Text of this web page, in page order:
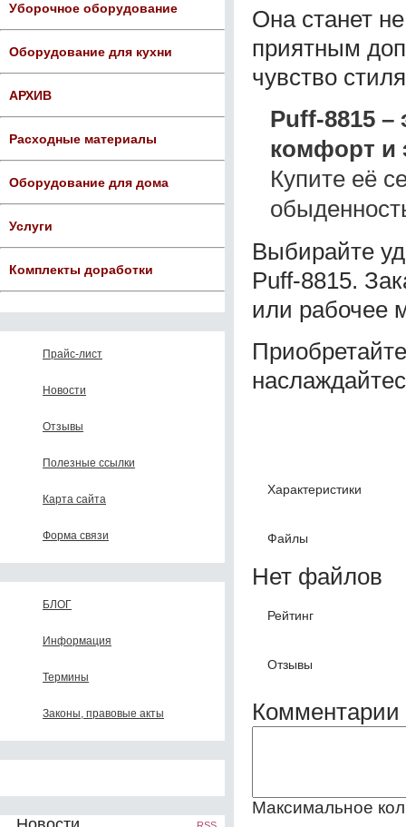
Уборочное оборудование
Оборудование для кухни
АРХИВ
Расходные материалы
Оборудование для дома
Услуги
Комплекты доработки
Прайс-лист
Новости
Отзывы
Полезные ссылки
Карта сайта
Форма связи
БЛОГ
Информация
Термины
Законы, правовые акты
Она станет
приятным
чувство
Puff-8815 –
комфорт и
Купите её
Выбирайте
Puff-8815.
или рабочее
Характеристики
Файлы
Нет файлов
Рейтинг
Отзывы
Комментарии
Максимальное